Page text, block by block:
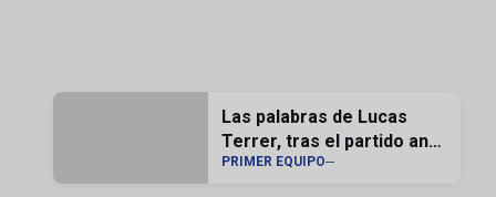
Las palabras de Lucas
Terrer, tras el partido ante
el Andorra
PRIMER EQUIPO